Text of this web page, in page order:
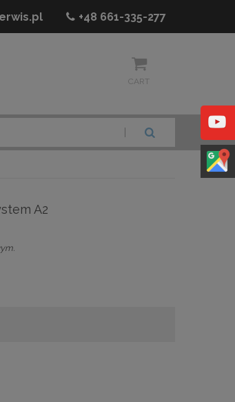
+48 661-335-277
CART
A2